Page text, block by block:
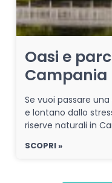
Oasi e
Campania
Se vuoi passare
e lontano dallo
riserve naturali in
SCOPRI »